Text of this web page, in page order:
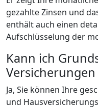
gezahlte Zinsen und
enthält auch einen
Aufschlüsselung der
Kann ich
Ja, Sie können Ihre
und